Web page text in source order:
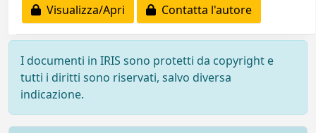
Visualizza/Apri
Contatta l'autore
I documenti in IRIS sono protetti da copyright e
tutti i diritti sono riservati, salvo diversa
indicazione.